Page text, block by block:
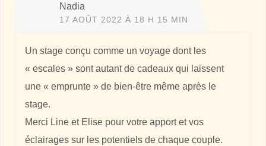
Nadia
17 AOÛT 2022 À 18 H 15 MIN
Un stage conçu comme un voyage dont les
« escales » sont autant de cadeaux qui laissent
une « emprunte » de bien-être même après le
stage.
Merci Line et Elise pour votre apport et vos
éclairages sur les potentiels de chaque couple.